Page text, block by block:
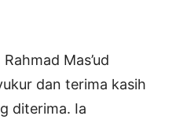
Mas’ud
dan terima kasih
diterima. Ia